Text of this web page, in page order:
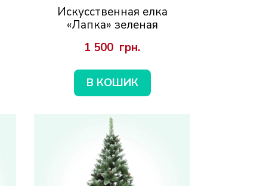
Искусственная елка
«Лапка» зеленая
1 500  грн.
В КОШИК